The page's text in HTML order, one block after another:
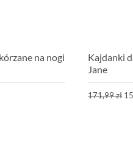
na nogi
Kajdanki
Jane
171,99 zł